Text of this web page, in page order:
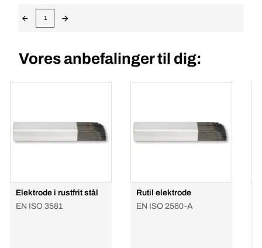
1
Vores anbefalinger til dig:
Elektrode i rustfrit stål
EN ISO 3581
Rutil elektrode
EN ISO 2560-A